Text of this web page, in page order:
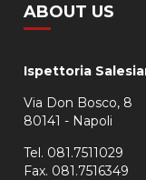
ABOUT US
Ispettoria
Via Don Bosco, 8
80141 - Napoli
Tel. 081.7511029
Fax. 081.7516349